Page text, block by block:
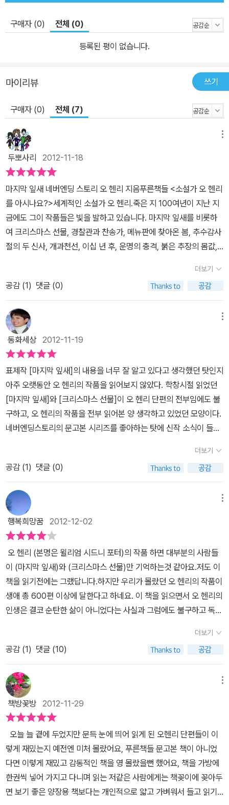
있다는 믿음을 작품으로 입증하려 한 것이다. 그의 이러한 노력은 진
닿는 작품으로 형상화되어 사람들의 열렬한 호응을 이끌어 냈다. 이
필체, 가슴 따뜻한 유머와 허를 찌르는 반전 등 그만의 스타일과 어우
국 문화의 특징을 반영하고 있다고 말한다. 이렇게 독보적인 개성을
럴드나 어니스트 헤밍웨이 등의 작가들에게 영향을 주기도 했다. 그
리고 100여 년이 지난 오늘날에도 우리에게 묵직한 감동과 깨달음을
선사하고 있다. 오 헨리가 살았던 시대보다 더 빠른 속도로 세상은 변
며 사회 양극화로 인한 불안과 패배감, 긴장감 또한 고조되고 있다. 사
회의 주변부로 밀려나 잊혀진 사람들, 우리의 삶을 지탱해주는 소박
한 행복들, 타인에 대한 최소한의 배려와 이해…… 잊어가기 때문에
더욱 그리워하게 되는 것들을 상기시키는 오 헨리의 작품이 오늘의
우리에게 던지는 메시지와 질문을 곰곰이 생각해 봐야 하는 때는 바
롯해 「크리스마스 선물」, 「경찰관과 찬송가」, 「추수 감사절의 두 신사」
어나고 널리 읽히는 대표작 10편을 담았다. 가슴 따뜻한 유머와 허를
찌르는 반전 속에 절묘하게 형상화된 삶의 보편성에 닿아 있는 이야
기들이 독자들의 가슴에 뭉클한 감동을 선사할 것이다.
구매자 (0) 전체 (0)
등록된 평이 없습니다.
마이리뷰 쓰기
구매자 (0) 전체 (7)
두뽀사리 2012-11-18
마지막 잎새 네버엔딩 스토리 오 헨리 지음푸른책들 <소설가 오 헨리
를 아시나요?>세계적인 소설가 오 헨리.죽은 지 100여년이 지난 지
금에도 그이 작품들은 빛을 발하고 있습니다. 마지막 잎새를 비롯하
여 크리스마스 선물, 경찰관과 찬송가, 메뉴판에 찾아온 봄, 추수감사
절의 두 신사, 개과천선, 이십 년 후, 운명의 충격, 붉은 추장의 몸값,
단편 10가지가 담겨져 있습니다.이 책 속의 오 헨리는 평범한 사람들
의 일상과 삶의 애환을 따뜻한 시선으로 그려낸 작가입니다. '마지막
잎새'의 베어먼 할아버지와 존시. '크리스마스 선물'의 짐과 델라, '경
찰관과 찬송가'의 소피, '메뉴판에 찾아온 봄'의 새라와 월터, '추수감
사절의 두 신사'의 스터피와 노신사, '개과천선'의 지미 발렌타인과 랠
프 D. 스펜서, '이십 년 후'의 지미 웰스와 밥, '운명의 충격'의 밸런스
와 이드, '붉은 추장의 몸값'의 '나'와 빌과 조니 도셋, '물레방아가 있
는 교회'의 에이브럼 스트롱과 아글레이어 에 이르기까지.책 한 권에
담긴 짙은 감동은 아마 직접 읽어보는 것이 더 좋을 것입니다. 제게 1
0가지 이야기 중 가장 좋았던 이야기는 '크리스마스 선물' 입니다.대
략적인 줄거리는 이렇죠. 가난한 부부 짐과 델라. 둘은 크리스마스 이
브가 되자 서로에게 선물을 주려고 한다. 짐은 집안 가보인 금시계를,
델라는 자신의 아름다운 머리카락을 팔아서 선물을 사준다. 하지만
델라는 짐에게 시곗줄을, 짐은 델라에게 머리빗을 사준다.현명하고
오 헨리에 대해서 배울 수 있고, 감동적입니다. 하지만 완성도가 떨어
지거나, 소재나 주제가 겹치거나, 이야기의 전개나 반전이 뻔히 드러
나는 작품도 많다고 합니다. 게다가 [물레방아가 있는 교회]나 [메뉴
판에 찾아온 봄]처럼 지나친 우연에 기댄 설정 때문에 문학성이 떨어
진다는 비판도 있다고 합니다.2012.11.18.(일) 이은우(초등5)
더보기
공감 (1) 댓글 (0)
동화세상2012-11-19
표제작 [마지막 잎새]의 내용을 너무 잘 알고 있다고 생각했던 탓인지
아주 오랫동안 오 헨리의 작품을 읽어보지 않았다. 학창시절 읽었던
[마지막 잎새]와 [크리스마스 선물]이 오 헨리 단편의 전부임에도 불
구하고, 오 헨리의 작품을 전부 읽어본 양 생각하고 있었던 모양이다.
네버엔딩스토리의 문고본 시리즈를 좋아하는 탓에 신작 소식이 들릴
소개를 살펴보면서 내가 알고 있던 오 헨리의 작품이 전부가 아니라
는 사실에 서둘러 읽어보게 되었다. 100년이 넘게 사랑받아 온 작품
들은 학창 시절에 읽었던 느낌과 성인이 되어 읽는 느낌이 다소 틀리
다. 반면 이 작품은 숲이 아닌 나무만 보면서 오 헨리의 전부를 안다고
판단했던 실수를 바로잡는 계기가 되었기에 오히려 신선한 재미를 주
었던 작품이었다. 가을이 오는가 싶더니 어느 새 나뭇잎들이 떨어지
고 차가운 바람이 겨울을 재촉하고 있다. 그런 탓일까? 표제작 [마지
막 잎새]는 이 가을 밤에 아주 잘 어울리는 작품이었다. 경제 불황, 경
쟁 사회의 구조에 의한 병폐로 자신의 삶을 놓아버린 사람들의 이야
기를 자주 접하게 된다. 존시 역시 아프고 힘들었던 자신의 삶을 지탱
하는 것이 지치고 힘들었으리라. 의사 말했듯이 그 어떤 약도 살고자
하는 의지가 없다면 무용지물이 된다. 그 어떤 고난 앞에서 이겨내고
자 하는 의지가 없다는 그 삶은 더욱 비참할 수 밖에 없으리라.떨어지
는 낙엽을 세며 마지막 잎이 떨어지는 것에 자신의 목숨을 걸었던 존
의지를 갖게 된다. 그러나 보라! 밤새도록 쉬지 않고 몰아친 강풍과 세
찬 빗줄기에도 불구하고 벽에는 아직 하나의 잎이 또렷이 살아서 붙
어 있었다. 담쟁이덩굴의 마지막 잎새였다. 비록 가장자리는 거센 비
바람에 울퉁불퉁한 톱니 모양으로 헤어지고 색도 누렇게 바랬지만,
아직도 줄기 부근엔 푸른 색이 짙게 남아 있는 틀림없는 잎이었
다.'......저 마지막 잎새로 저렇게 끝까지 살려고 애쓰는데....그걸 보고
내가 얼마나 못됐었는지 깨달았어. 죽고 싶어 하는 건 죄를 짓는 거나
마찬가지인데 말이야.' (본문16,18p) 삶이란 마음 먹기에 따라서 이
렇게 달라진다. 이 작품에서 보여지는 그림에 의한 마지막 잎새가 아
더보기
공감 (1) 댓글 (0)
행복희망꿈 2012-12-02
오 헨리 (본명은 윌리엄 시드니 포터)의 작품 하면 대부분의 사람들
이 (마지막 잎새)와 (크리스마스 선물)만 기억하는것 같아요.저도 이
책을 읽기전에는 그랬답니다.하지만 우리가 몰랐던 오 헨리의 작품이
생애 총 600편 이상에 달한다고 하네요. 이 책을 읽으면서 오 헨리의
인생은 결코 순탄한 삶이 아니었다는 사실과 그럼에도 불구하고 독자
박수를 보내고 싶었습니다. 청소년 시절에 읽었던 (마지막 잎새)와
(크리스마스 선물) 이야기는 읽을 때마다 감동적이고 희망적인것 같
아요. 이 책에는 그 외에도 8편의 이야기가 더 담겨져 있어요.특히 저
는 (이십 년 후)라는 이야기 속에서 세월이 흘러도 변하지 않는 남자
들의 우정이 참 기억에 남았답니다.함께 생활하면서 하루하루를 살아
가는 가족에게 그리고 지인들에게 좀더 소중한 존재가 되어야겠다는
다짐을 하게된 좋은시간 이었던것 같아요. 그리고 (붉은 추장의 몸값)
과 (물레방아가 있는 교회)는 한편의 드라마를 본듯 하면서 다음내용
이 궁금해서 책장을 덮을수가 없었답니다. 이 책에 담겨진 오 헨리의
단편들은 마지막에 반전이 있어서 더 흥미있는것 같아요.처음 읽어보
는 오 헨리의 작품들을 궁금증과 기대를 갖고 재미있게 읽은 시간 이
었답니다. 아이들도 한 작가의 작품중에 많이 알려지지 않았지만 좋
더보기
공감 (1) 댓글 (10)
책방꽃방 2012-11-29
오늘 늘 곁에 두었지만 문득 눈에 띄어 읽게 된 오헨리 단편들이 이
렇게 재밌는지 예전엔 미처 몰랐어요, 푸른책들 문고본 책이 아니었
다면 이렇게 재밌고 감동적인 책을 영 몰랐을뻔 했어요, 책을 가방에
한권씩 넣어 가지고 다니며 읽는 저같은 사람에게는 책꽂이에 꽂아두
면 보기 좋은 양장용 책보다는 개인적으로 얇고 가벼워서 들고 읽기